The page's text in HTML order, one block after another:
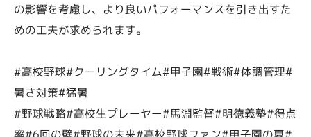
の影響を考慮し、より良いパフォーマンスを引き出すた
めの工夫が求められます。
#高校野球#クーリングタイム#甲子園#戦術#体調管理#
暑さ対策#猛暑
#野球戦略#高校生プレーヤー#馬淵監督#明徳義塾#得点